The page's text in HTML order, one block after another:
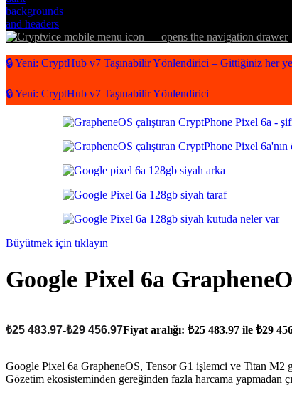
🔒 Yeni: CryptHub v7 Taşınabilir Yönlendirici – Gittiğiniz her
🔒 Yeni: CryptHub v7 Taşınabilir Yönlendirici
Büyütmek için tıklayın
Google Pixel 6a
₺25 483.97-₺29 456.97Fiyat aralığı: ₺25 483.97 ile ₺29
Google Pixel 6a GrapheneOS, Tensor G1 işlemci ve Titan M2
Gözetim ekosisteminden gereğinden fazla harcama yapmadan